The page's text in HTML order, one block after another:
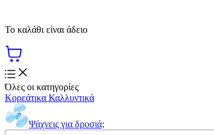
Το καλάθι είναι άδειο
Όλες οι κατηγορίες
Κορεάτικα Καλλυντικά
Ψάχνεις για δροσιά;